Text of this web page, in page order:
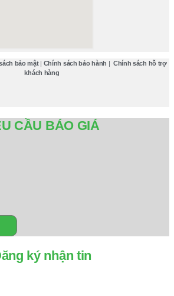
bảo mật| Chính sách bảo hành | Chính sách hỗ trợ
khách hàng
CẦU BÁO GIÁ
ký nhận tin